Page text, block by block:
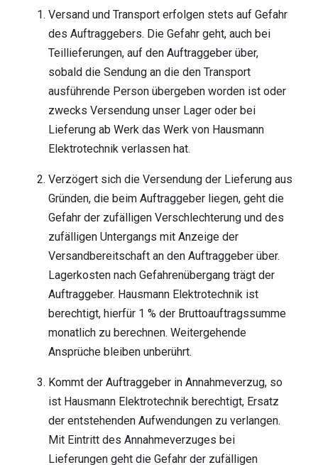
Versand und Transport erfolgen stets auf Gefahr
des Auftraggebers. Die Gefahr geht, auch bei
Teillieferungen, auf den Auftraggeber über,
sobald die Sendung an die den Transport
ausführende Person übergeben worden ist oder
zwecks Versendung unser Lager oder bei
Lieferung ab Werk das Werk von Hausmann
Elektrotechnik verlassen hat.
Verzögert sich die Versendung der Lieferung aus
Gründen, die beim Auftraggeber liegen, geht die
Gefahr der zufälligen Verschlechterung und des
zufälligen Untergangs mit Anzeige der
Versandbereitschaft an den Auftraggeber über.
Lagerkosten nach Gefahrenübergang trägt der
Auftraggeber. Hausmann Elektrotechnik ist
berechtigt, hierfür 1 % der Bruttoauftragssumme
monatlich zu berechnen. Weitergehende
Ansprüche bleiben unberührt.
Kommt der Auftraggeber in Annahmeverzug, so
ist Hausmann Elektrotechnik berechtigt, Ersatz
der entstehenden Aufwendungen zu verlangen.
Mit Eintritt des Annahmeverzuges bei
Lieferungen geht die Gefahr der zufälligen